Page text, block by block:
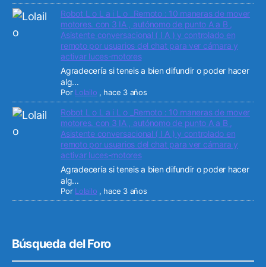
Robot L o L a i L o _Remoto : 10 maneras de mover
motores. con 3 IA , autónomo de punto A a B ,
Asistente conversacional ( I A ) y controlado en
remoto por usuarios del chat para ver cámara y
activar luces-motores
Agradecería si teneis a bien difundir o poder hacer
alg...
Por Lolailo , hace 3 años
Robot L o L a i L o _Remoto : 10 maneras de mover
motores. con 3 IA , autónomo de punto A a B ,
Asistente conversacional ( I A ) y controlado en
remoto por usuarios del chat para ver cámara y
activar luces-motores
Agradecería si teneis a bien difundir o poder hacer
alg...
Por Lolailo , hace 3 años
Búsqueda del Foro